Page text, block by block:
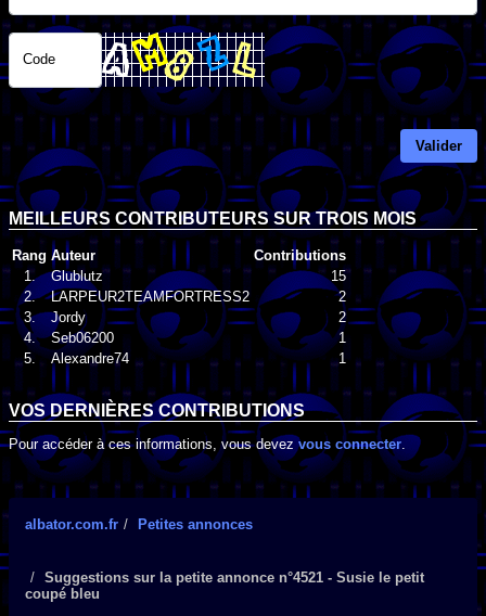
Code
Valider
MEILLEURS CONTRIBUTEURS SUR TROIS MOIS
Rang Auteur
Contributions
1.
Glublutz
15
2.
LARPEUR2TEAMFORTRESS2
2
3.
Jordy
2
4.
Seb06200
1
5.
Alexandre74 1
VOS DERNIÈRES CONTRIBUTIONS
Pour accéder à ces informations, vous devez vous connecter
albator.com.fr Petites annonces
Suggestions sur la petite annonce n°4521 - Susie le petit
coupé bleu